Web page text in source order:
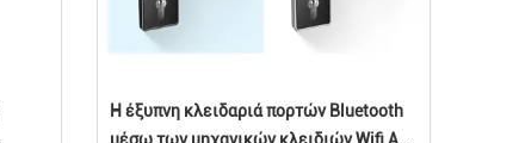
Η έξυπνη κλειδαριά πορτών Bluetooth